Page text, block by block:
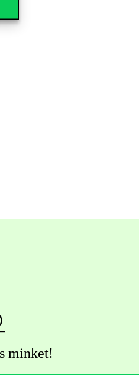
minket!